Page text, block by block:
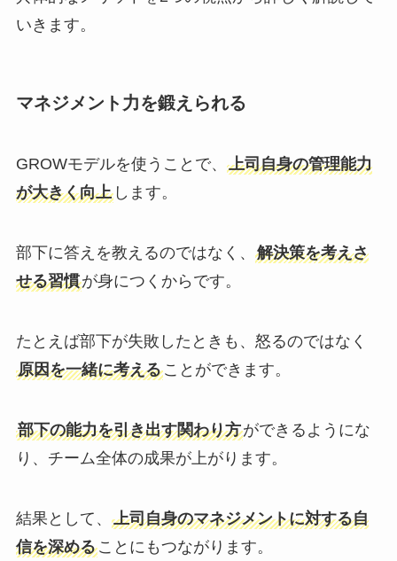
いきます。
マネジメント力を鍛えられる
GROWモデルを使うことで、 上司自身の管理能力
が大きく向上します。
部下に答えを教えるのではなく、 解決策を考えさ
せる習慣が身につくからです。
たとえば部下が失敗したときも、怒るのではなく
原因を一緒に考えることができます。
部下の能力を引き出す関わり方ができるようにな
り、チーム全体の成果が上がります。
結果として、 上司自身のマネジメントに対する自
信を深めることにもつながります。